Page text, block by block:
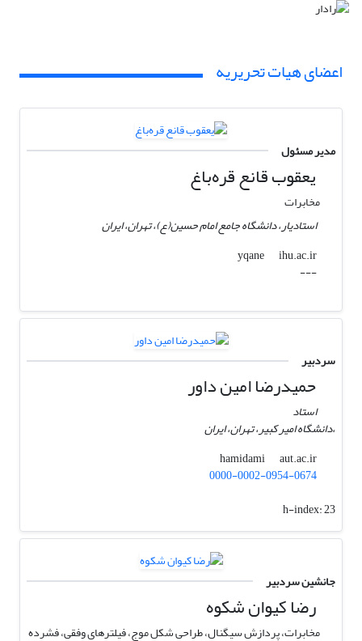
اعضای هیات تحریریه
مدیر مسئول
یعقوب قانع قره‌باغ
مخابرات
استادیار، دانشگاه جامع امام حسین(ع)، تهران، ایران
yqane
ihu.ac.ir
---
سردبیر
حمیدرضا امین داور
استاد
،دانشگاه امیر کبیر، تهران، ایران
hamidami
aut.ac.ir
0000-0002-0954-0674
h-index:23
جانشین سردبیر
رضا کیوان شکوه
مخابرات، پردازش سیگنال، طراحی شکل موج، فیلترهای وفقی، فشرده